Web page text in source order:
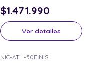
$1.471.990
Ver detalles
NIC-ATH-50E|NISI